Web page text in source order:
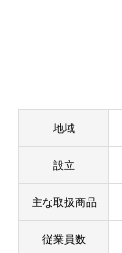
地域
設立
主な取扱商品
従業員数